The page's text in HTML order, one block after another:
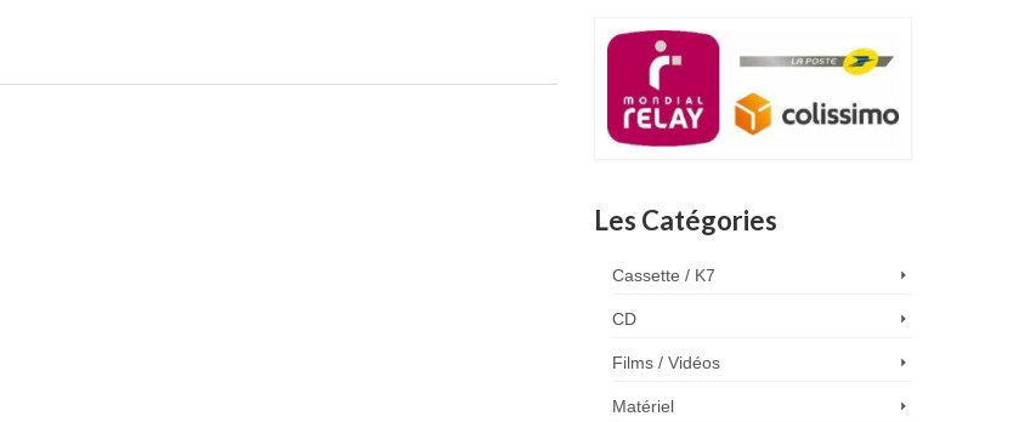
Les Catégories
Cassette / K7
CD
Films / Vidéos
Matériel